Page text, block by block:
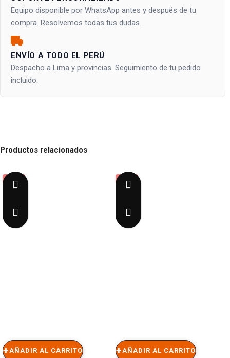
Equipo disponible por WhatsApp antes y después de tu
compra. Resolvemos todas tus dudas.
ENVÍO A TODO EL PERÚ
Despacho a Lima y provincias. Seguimiento de tu pedido
incluido.
Productos relacionados
-30%
AÑADIR AL CARRITO
-38%
AÑADIR AL CARRITO